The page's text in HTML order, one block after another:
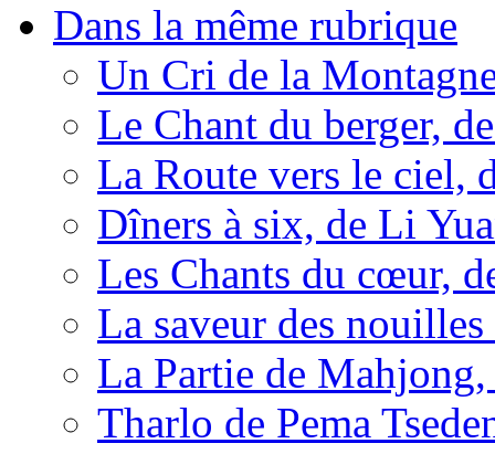
Dans la même rubrique
Un Cri de la
Le Chant du berger,
La Route vers le ciel,
Dîners à six, de Li
Les Chants du cœur,
La saveur des
La Partie de
Tharlo de Pema